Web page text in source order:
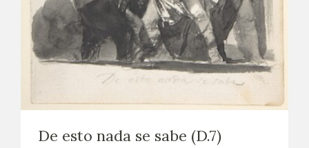
De esto nada se sabe (D.7)